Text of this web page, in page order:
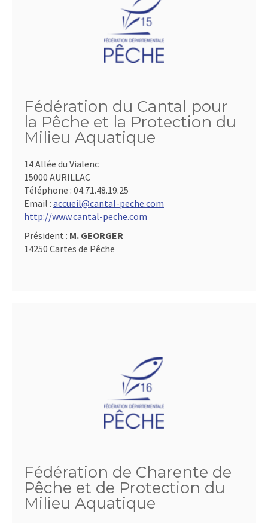
Fédération du Cantal pour
la Pêche et la Protection du
Milieu Aquatique
14 Allée du Vialenc
15000 AURILLAC
Téléphone : 04.71.48.19.25
Email : accueil@cantal-peche.com
http://www.cantal-peche.com
Président : M. GEORGER
14250 Cartes de Pêche
Fédération de Charente de
Pêche et de Protection du
Milieu Aquatique